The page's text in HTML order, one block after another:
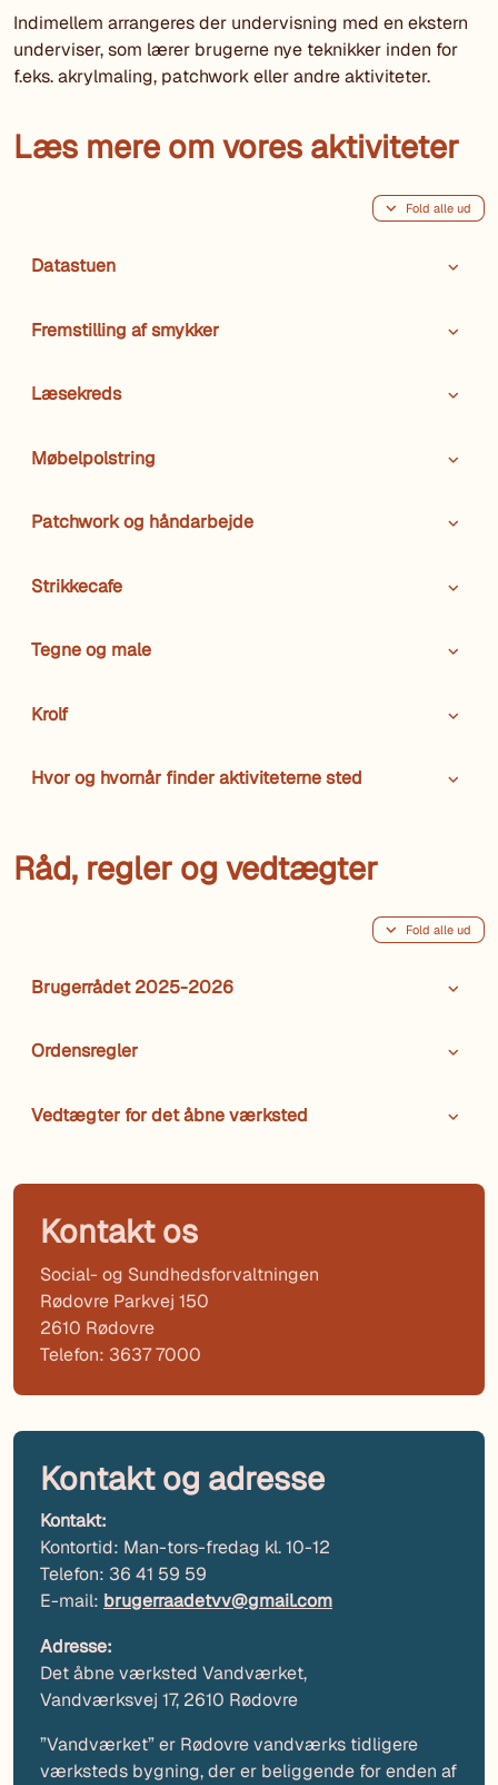
Indimellem arrangeres der undervisning med en ekstern
underviser, som lærer brugerne nye teknikker inden for
f.eks. akrylmaling, patchwork eller andre aktiviteter.
Læs mere om vores aktiviteter
Fold alle ud
Datastuen
Fremstilling af smykker
Læsekreds
Møbelpolstring
Patchwork og håndarbejde
Strikkecafe
Tegne og male
Krolf
Hvor og hvornår finder aktiviteterne sted
Råd, regler og vedtægter
Fold alle ud
Brugerrådet 2025-2026
Ordensregler
Vedtægter for det åbne værksted
Kontakt os
Social- og Sundhedsforvaltningen
Rødovre Parkvej 150
2610 Rødovre
Telefon: 3637 7000
Kontakt og adresse
Kontakt:
Kontortid: Man-tors-fredag kl. 10-12
Telefon: 36 41 59 59
E-mail: brugerraadetvv@gmail.com
Adresse:
Det åbne værksted Vandværket,
Vandværksvej 17, 2610 Rødovre
”Vandværket” er Rødovre vandværks tidligere
værksteds bygning, der er beliggende for enden af